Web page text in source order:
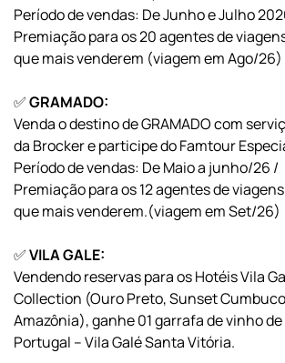
Período de vendas: De Junho e Julho
Premiação para os 20 agentes de
que mais venderem (viagem em Ago/26)
✅GRAMADO:
Venda o destino de GRAMADO com
da Brocker e participe do Famtour
Período de vendas: De Maio a junho/26 /
Premiação para os 12 agentes de viagens
que mais venderem.(viagem em Set/26)
✅VILA GALE:
Vendendo reservas para os Hotéis Vila
Collection (Ouro Preto, Sunset
Amazônia), ganhe 01 garrafa de vinho de
Portugal – Vila Galé Santa Vitória.